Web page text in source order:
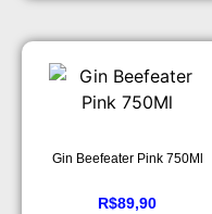
Gin Beefeater Pink 750Ml
R$89,90